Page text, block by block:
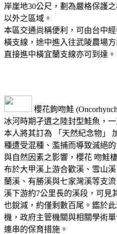
岸崖地30公尺，劃為嚴格保護
以外之區域。
本區交通尚稱便利，可由台中
橫支線，途中進入往武陵農場
直接進中橫宜蘭支線亦可到達。
櫻花鉤吻鮭
冰河時期孑遺之陸封型鮭魚，
本人將其訂為 「天然紀念物」
種遭受混種、濫捕而導致滅絕
與自然因素之影響，櫻花 吻鮭
布於大甲溪上游合歡溪、雪山
蘭溪、有勝溪與七家灣溪等支
溪下游約7公里長的溪段，可見
也銳減，約僅剩數百尾。鑑於
機，政府主管機關與相關學術
連串的保育措施。